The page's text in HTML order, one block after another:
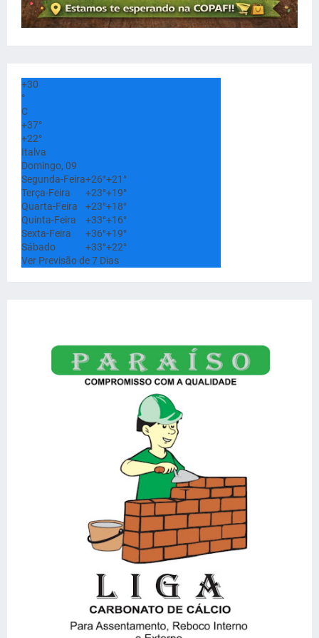
+30
°
C
+37°
+22°
Italva
Domingo, 09
Segunda-Feira+26°+21°
Terça-Feira
+23°+19°
Quarta-Feira
+23°+18°
Quinta-Feira
+33°+16°
Sexta-Feira
+36°+19°
Sábado
+33°+22°
Ver Previsão de 7 Dias